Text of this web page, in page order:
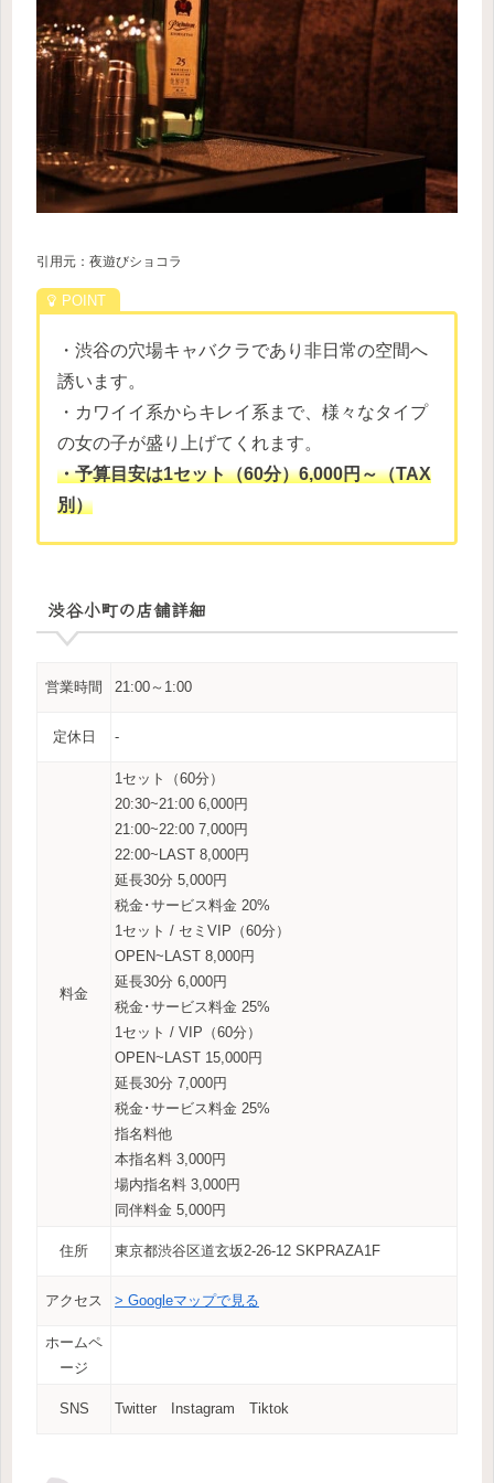
引用元：夜遊びショコラ
・渋谷の穴場キャバクラであり非日常の空間へ
誘います。
・カワイイ系からキレイ系まで、様々なタイプ
の女の子が盛り上げてくれます。
・予算目安は1セット（60分）6,000円～（TAX
別）
渋谷小町の店舗詳細
営業時間 21:00～1:00
定休日 ‐
料金
1セット（60分）
20:30~21:00 6,000円
21:00~22:00 7,000円
22:00~LAST 8,000円
延長30分 5,000円
税金･サービス料金 20%
1セット / セミVIP（60分）
OPEN~LAST 8,000円
延長30分 6,000円
税金･サービス料金 25%
1セット / VIP（60分）
OPEN~LAST 15,000円
延長30分 7,000円
税金･サービス料金 25%
指名料他
本指名料 3,000円
場内指名料 3,000円
同伴料金 5,000円
住所 東京都渋谷区道玄坂2-26-12 SKPRAZA1F
アクセス > Googleマップで見る
ホームペ
ージ
SNS Twitter Instagram Tiktok